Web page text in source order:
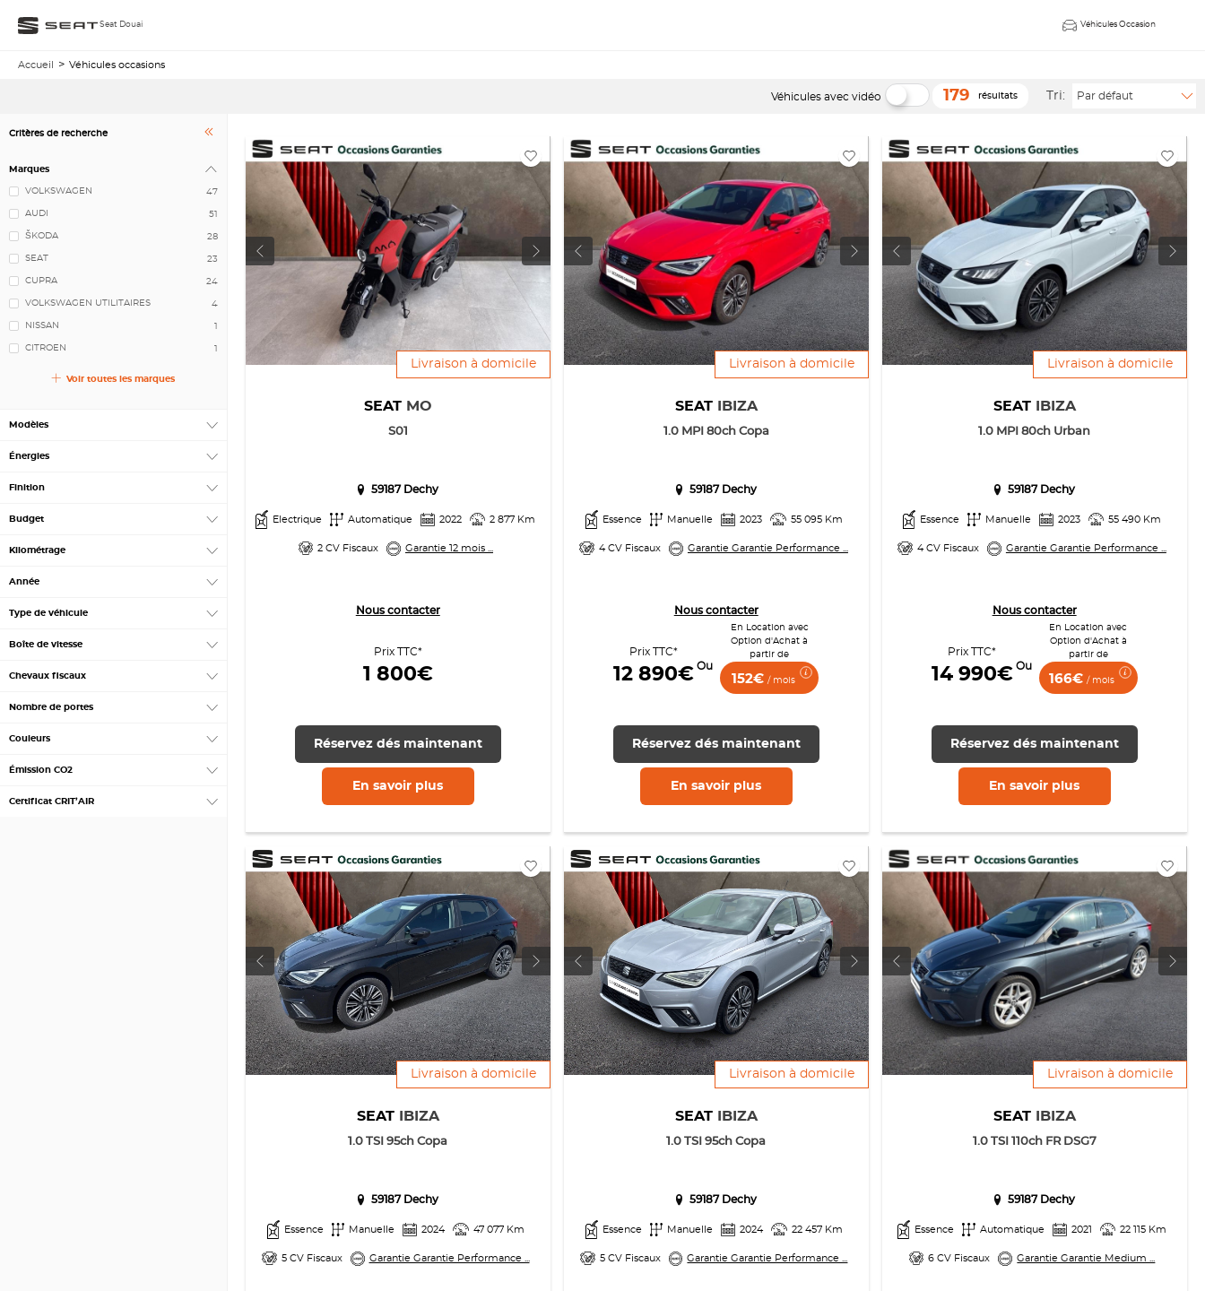
Seat Douai Véhicules Occasion
Accueil Véhicules occasions
Tri: Par défaut
Véhicules avec vidéo 179 résultats
Critères de recherche
Marques
VOLKSWAGEN 47
AUDI 51
ŠKODA 28
SEAT 23
CUPRA 24
VOLKSWAGEN UTILITAIRES 4
NISSAN 1
CITROEN 1
Voir toutes les marques
Modèles
Énergies
Finition
Budget
Kilométrage
Année
Type de véhicule
Boîte de vitesse
Chevaux fiscaux
Nombre de portes
Couleurs
Émission CO2
Certificat CRIT’AIR
Livraison à domicile
SEAT MO
S01
59187 Dechy
Electrique Automatique 2022 2 877 Km
2 CV Fiscaux Garantie 12 mois ...
Nous contacter
Prix TTC*
1 800€
Réservez dés maintenant
En savoir plus
Livraison à domicile
SEAT IBIZA
1.0 MPI 80ch Copa
59187 Dechy
Essence Manuelle 2023 55 095 Km
4 CV Fiscaux Garantie Garantie Performance ...
Nous contacter
Prix TTC*
12 890€ Ou
En Location avec
Option d'Achat à
partir de
152€ / mois
Réservez dés maintenant
En savoir plus
Livraison à domicile
SEAT IBIZA
1.0 MPI 80ch Urban
59187 Dechy
Essence Manuelle 2023 55 490 Km
4 CV Fiscaux Garantie Garantie Performance ...
Nous contacter
Prix TTC*
14 990€ Ou
En Location avec
Option d'Achat à
partir de
166€/ mois
Réservez dés maintenant
En savoir plus
Livraison à domicile
SEAT IBIZA
1.0 TSI 95ch Copa
59187 Dechy
Essence Manuelle 2024 47 077 Km
5 CV Fiscaux Garantie Garantie Performance ...
Livraison à domicile
SEAT IBIZA
1.0 TSI 95ch Copa
59187 Dechy
Essence Manuelle 2024 22 457 Km
5 CV Fiscaux Garantie Garantie Performance ...
Livraison à domicile
SEAT IBIZA
1.0 TSI 110ch FR DSG7
59187 Dechy
Essence Automatique 2021 22 115 Km
6 CV Fiscaux Garantie Garantie Medium ...